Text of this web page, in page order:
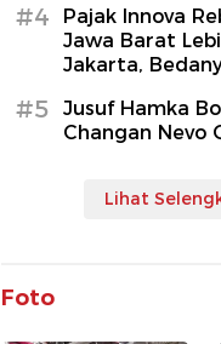
#4
Pajak Innova
Jawa Barat
Jakarta,
#5
Jusuf Hamka
Changan Nevo
Lihat
Foto